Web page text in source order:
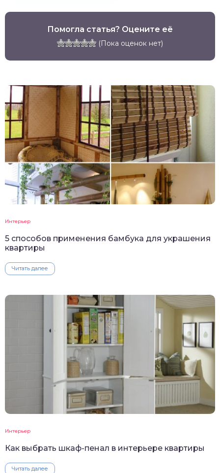
Помогла статья? Оцените её
(Пока оценок нет)
Интерьер
5 способов применения бамбука для украшения
квартиры
Читать далее
Интерьер
Как выбрать шкаф-пенал в интерьере квартиры
Читать далее